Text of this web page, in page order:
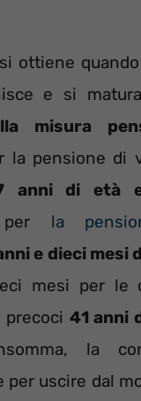
ottiene
e si
misura
la pensione di
anni di età
la
e dieci mesi
mesi per le
precoci 41 anni
la
per uscire dal